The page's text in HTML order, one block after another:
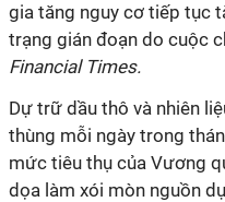
gia tăng nguy cơ tiếp tục
trạng gián đoạn do cuộc
Financial Times.
Dự trữ dầu thô và nhiên
thùng mỗi ngày trong
mức tiêu thụ của Vương
dọa làm xói mòn nguồn